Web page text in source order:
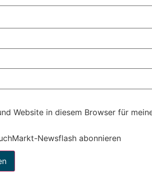
Website in diesem Browser für
Newsflash abonnieren